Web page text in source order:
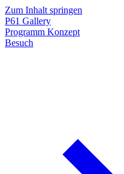
Zum Inhalt springen
P61 Gallery
Programm Konzept
Besuch